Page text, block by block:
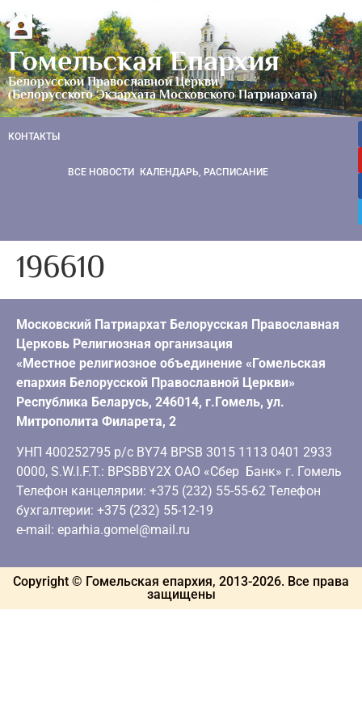
Гомельская Епархия
Белорусской Православной Церкви
(Белорусского Экзархата Московского Патриархата)
КОНТАКТЫ
ВСЕ НОВОСТИ КАЛЕНДАРЬ, РАСПИСАНИЕ
196610
Московский Патриархат Белорусская Православная
Церковь Религиозная организация
«Местное религиозное объединение «Гомельская
епархия Белорусской Православной Церкви»
Республика Беларусь, 246014, г.Гомель, ул.
Митрополита Филарета, 2
УНП 400252795 р/с BY74 BPSB 3015 1113 0401 2933
0000, S.W.I.F.T.: BPSBBY2X ОАО «Сбер Банк» г. Гомель
Телефон канцелярии: +375 (232) 55-55-62 Телефон
бухгалтерии: +375 (232) 55-12-19
e-mail: eparhia.gomel@mail.ru
Copyright © Гомельская епархия, 2013-2026. Все права
защищены